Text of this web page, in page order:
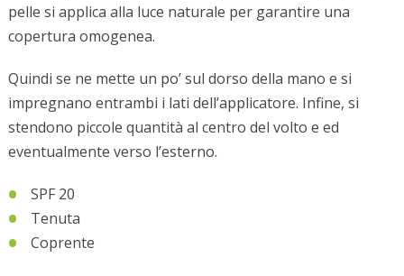
pelle si applica alla luce naturale per garantire una
copertura omogenea.
Quindi se ne mette un po’ sul dorso della mano e si
impregnano entrambi i lati dellʼapplicatore. Infine, si
stendono piccole quantità al centro del volto e ed
eventualmente verso l’esterno.
SPF 20
Tenuta
Coprente